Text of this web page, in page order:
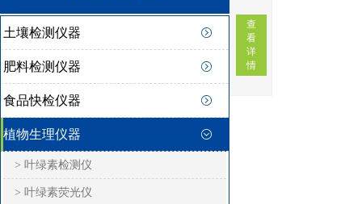
土壤检测仪器
肥料检测仪器
食品快检仪器
植物生理仪器
> 叶绿素检测仪
> 叶绿素荧光仪
查
看
详
情